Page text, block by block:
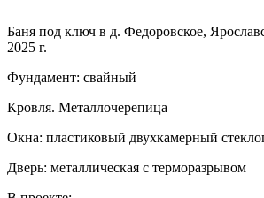
Баня под ключ в д. Федоровское,
2025 г.
Фундамент: свайный
Кровля. Металлочерепица
Окна: пластиковый двухкамерный
Дверь: металлическая с терморазрывом